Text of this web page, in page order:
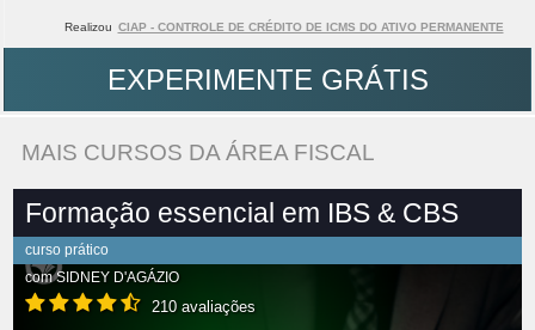
Realizou CIAP - CONTROLE DE CRÉDITO DE ICMS DO ATIVO PERMANENTE
EXPERIMENTE GRÁTIS
MAIS CURSOS DA ÁREA FISCAL
Formação essencial em IBS & CBS
curso prático
comSIDNEY D'AGÁZIO
210 avaliações